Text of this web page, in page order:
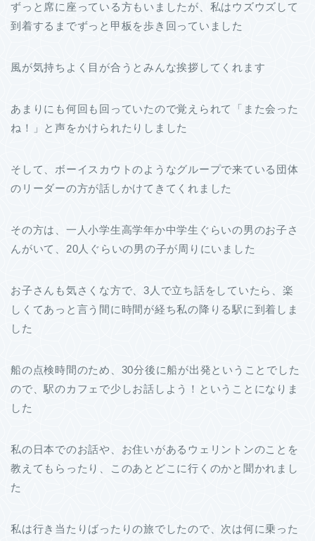
ずっと席に座っている方もいましたが、私はウズウズして
到着するまでずっと甲板を歩き回っていました
風が気持ちよく目が合うとみんな挨拶してくれます
あまりにも何回も回っていたので覚えられて「また会った
ね！」と声をかけられたりしました
そして、ボーイスカウトのようなグループで来ている団体
のリーダーの方が話しかけてきてくれました
その方は、一人小学生高学年か中学生ぐらいの男のお子さ
んがいて、20人ぐらいの男の子が周りにいました
お子さんも気さくな方で、3人で立ち話をしていたら、楽
しくてあっと言う間に時間が経ち私の降りる駅に到着しま
した
船の点検時間のため、30分後に船が出発ということでした
ので、駅のカフェで少しお話しよう！ということになりま
した
私の日本でのお話や、お住いがあるウェリントンのことを
教えてもらったり、このあとどこに行くのかと聞かれまし
た
私は行き当たりばったりの旅でしたので、次は何に乗った